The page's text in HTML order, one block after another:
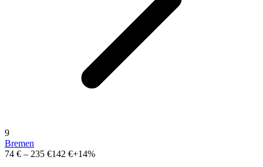
9
Bremen
74 € – 235 €142 €+14%